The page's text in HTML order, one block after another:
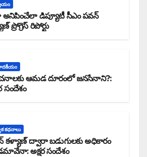
డిప్యూటీ సీఎం పవన్
ప్రోగ్రెస్ రిపోర్టు
ఆమడ దూరంలో జనసేనాని?:
సందేశం
కధనాలు
కళ్యాణ్ ద్వారా బడుగులకు అధికారం
అక్షర సందేశం